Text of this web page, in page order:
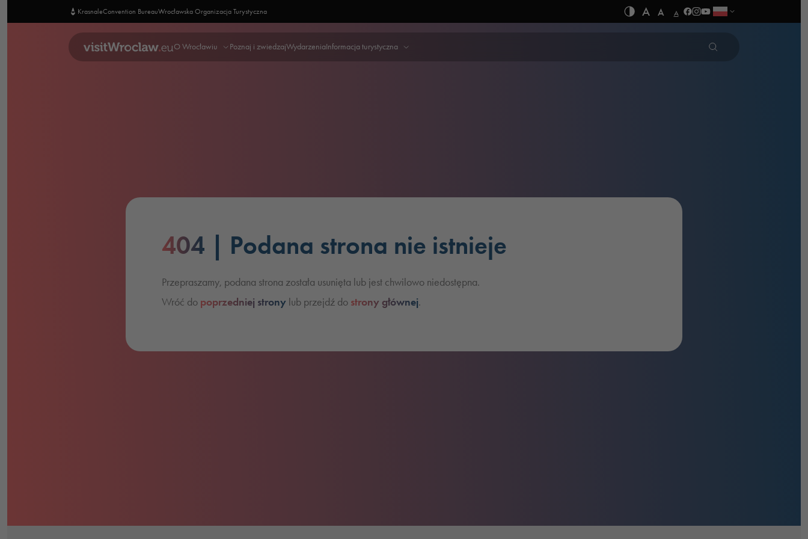
KrasnaleConvention BureauWrocławska Organizacja Turystyczna A A A
O Wrocławiu Poznaj i zwiedzajWydarzeniaInformacja turystyczna
404 | Podana strona nie istnieje
Przepraszamy, podana strona została usunięta lub jest chwilowo niedostępna.
Wróć do poprzedniej strony lub przejdź do strony głównej.